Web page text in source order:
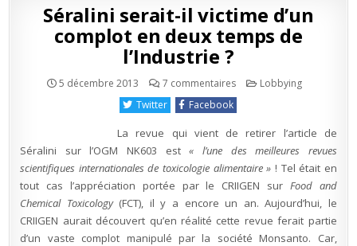
Séralini serait-il victime d’un
complot en deux temps de
l’Industrie ?
5 décembre 2013 7 commentairessur
serait-
il
d’un
complot
en
deux
temps
l’Industrie
Publié
Lobbying
Twitter
Facebook
La revue qui vient de retirer l’article de
Séralini sur l’OGM NK603 est« l’une des meilleures revues
scientifiques internationales de toxicologie alimentaire » ! Tel était en
tout cas l’appréciation portée par le CRIIGEN sur Food and
Chemical Toxicology(FCT), il y a encore un an. Aujourd’hui, le
CRIIGEN aurait découvert qu’en réalité cette revue ferait partie
d’un vaste complot manipulé par la société Monsanto. Car,